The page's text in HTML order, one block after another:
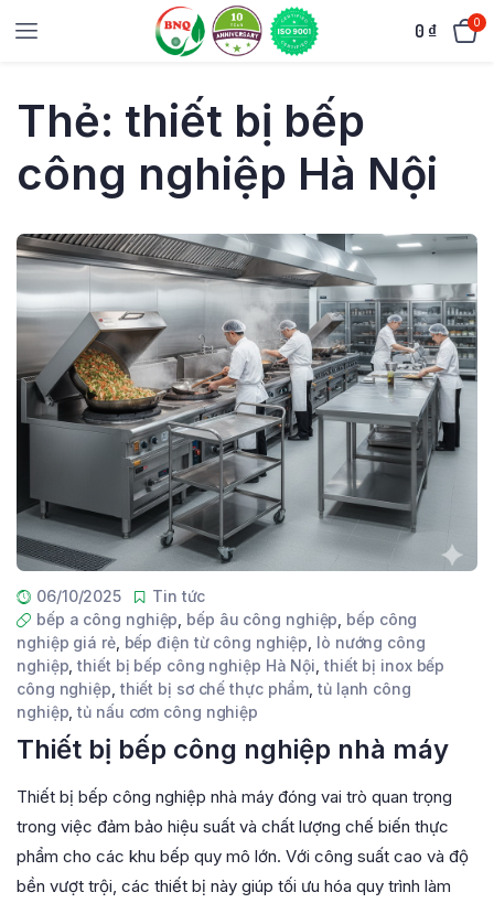
0 ₫ 0
Thẻ: thiết bị bếp
công nghiệp Hà Nội
06/10/2025
Tin tức
bếp a công nghiệp bếp âu công nghiệp bếp công
nghiệp giá rẻ, bếp điện từ công nghiệp lò nướng công
nghiệp ,thiết bị bếp công nghiệp Hà Nội thiết bị inox bếp
công nghiệp thiết bị sơ chế thực phẩm ,tủ lạnh công
nghiệp ,tủ nấu cơm công nghiệp
Thiết bị bếp công nghiệp nhà máy
Thiết bị bếp công nghiệp nhà máy đóng vai trò quan trọng
trong việc đảm bảo hiệu suất và chất lượng chế biến thực
phẩm cho các khu bếp quy mô lớn. Với công suất cao và độ
bền vượt trội, các thiết bị này giúp tối ưu hóa quy trình làm